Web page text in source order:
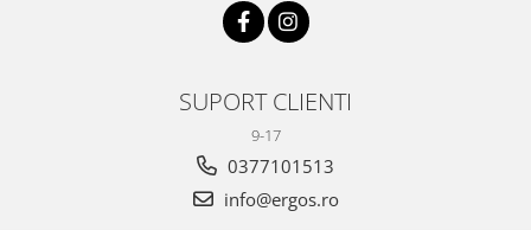
SUPORT CLIENTI
9-17
0377101513
info@ergos.ro